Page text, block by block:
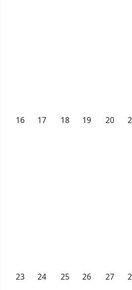
16 17 18 19 20
23 24 25 26 27